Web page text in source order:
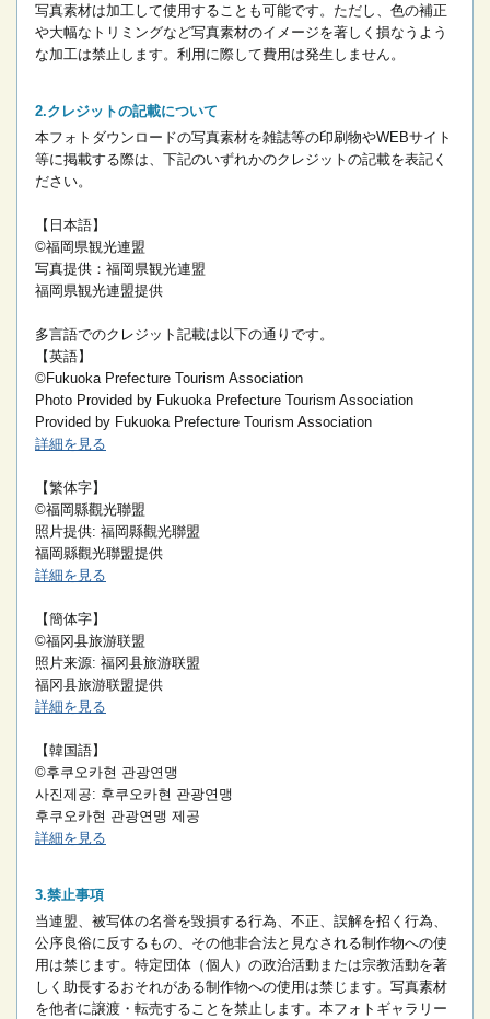
写真素材は加工して使用することも可能です。ただし、色の補正
や大幅なトリミングなど写真素材のイメージを著しく損なうよう
な加工は禁止します。 利用に際して費用は発生しません。
クレジットの記載について
本フォトダウンロードの写真素材を雑誌等の印刷物やWEBサイト
等に掲載する際は、下記のいずれかのクレジットの記載を表記く
ださい。
【日本語】
©福岡県観光連盟
写真提供：福岡県観光連盟
福岡県観光連盟提供
多言語でのクレジット記載は以下の通りです。
【英語】
©Fukuoka Prefecture Tourism Association
Photo Provided by Fukuoka Prefecture Tourism Association
Provided by Fukuoka Prefecture Tourism Association
詳細を見る
【繁体字】
©福岡縣觀光聯盟
照片提供: 福岡縣觀光聯盟
福岡縣觀光聯盟提供
詳細を見る
【簡体字】
©福冈县旅游联盟
照片来源: 福冈县旅游联盟
福冈县旅游联盟提供
詳細を見る
【韓国語】
©후쿠오카현 관광연맹
사진제공: 후쿠오카현 관광연맹
후쿠오카현 관광연맹 제공
詳細を見る
禁止事項
当連盟、被写体の名誉を毀損する行為、不正、誤解を招く行為、
公序良俗に反するもの、その他非合法と見なされる制作物への使
用は禁じます。 特定団体（個人）の政治活動または宗教活動を著
しく助長するおそれがある制作物への使用は禁じます。 写真素材
を他者に譲渡・転売することを禁止します。 本フォトギャラリー